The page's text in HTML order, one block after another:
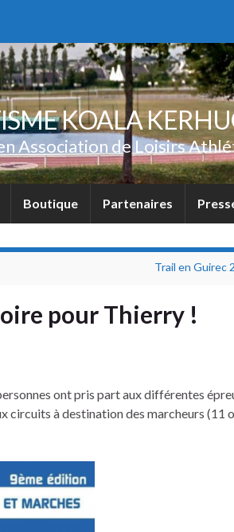
KOALA
Association de Loisirs
Boutique Partenaires
Trail en Guirec
pour Thierry !
ont pris part aux différentes
circuits à destination des marcheurs (11